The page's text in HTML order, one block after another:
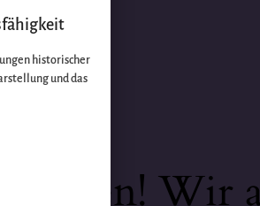
Wir
historischer
und das